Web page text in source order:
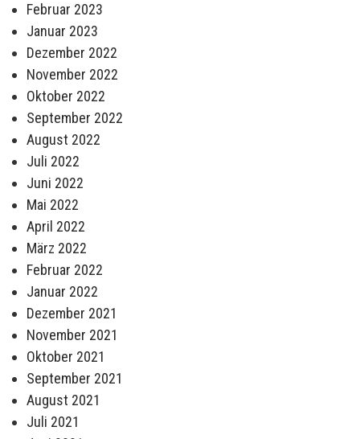
Februar 2023
Januar 2023
Dezember 2022
November 2022
Oktober 2022
September 2022
August 2022
Juli 2022
Juni 2022
Mai 2022
April 2022
März 2022
Februar 2022
Januar 2022
Dezember 2021
November 2021
Oktober 2021
September 2021
August 2021
Juli 2021